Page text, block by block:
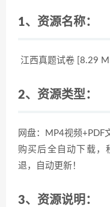
1、资源名称：
江西真题试卷 [8.29
2、资源类型：
网盘：MP4视频+PDF
购买后全自动下载，
退，自动更新！
3、资源说明：